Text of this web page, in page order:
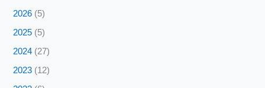
2026 (5)
2025 (5)
2024 (27)
2023 (12)